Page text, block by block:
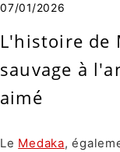
07/01/2026
L'histoire de
sauvage à
aimé
Le Medaka,